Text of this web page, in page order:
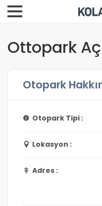
Ottopark
Otopark
Otopark Tipi :
Lokasyon :
Adres :